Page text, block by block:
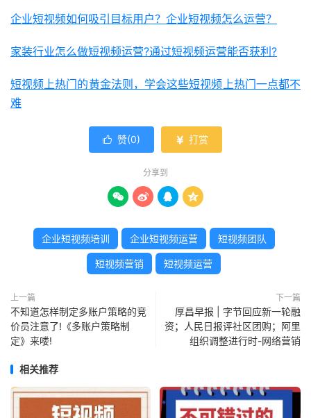
企业短视频如何吸引目标用户？企业短视频怎么运营？
家装行业怎么做短视频运营?通过短视频运营能否获利?
短视频上热门的黄金法则，学会这些短视频上热门一点都不
难
 赞(0)  打赏
分享到
   
企业短视频培训 企业短视频运营 短视频团队
短视频营销 短视频运营
上一篇
不知道怎样制定多账户策略的竞
价员注意了!《多账户策略制
定》来喽!
下一篇
厚昌早报 | 字节回应新一轮融
资；人民日报评社区团购；阿里
组织调整进行时-网络营销
相关推荐